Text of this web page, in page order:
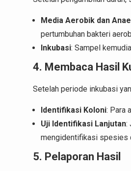
Media Aerobik dan
pertumbuhan bakteri
Inkubasi: Sampel
4. Membaca Hasil
Setelah periode inkubasi
Identifikasi Koloni: Para
Uji Identifikasi Lanjutan:
mengidentifikasi spesies
5. Pelaporan Hasil